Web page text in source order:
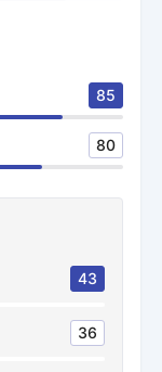
85
80
43
36